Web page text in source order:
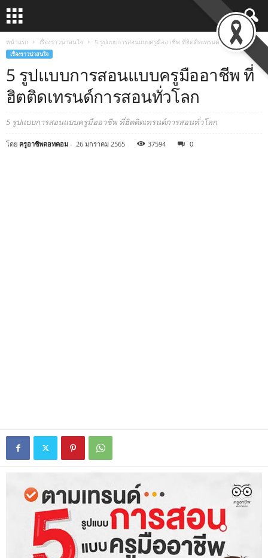
หน้าแรก เรื่องราวน่าสนใจ 5 รูปแบบการสอนแบบครูมืออาชีพ ที่ฮิตติดเทรนด์การสอนทั่วโลก
เรื่องราวน่าสนใจ
5 รูปแบบการสอนแบบครูมืออาชีพ ที่
ฮิตติดเทรนด์การสอนทั่วโลก
5 รูปแบบการสอนแบบครูมืออาชีพ ที่ฮิตติดเทรนด์การสอนทั่วโลก
โดย ครูอาชีพดอทคอม - 26 มกราคม 2565 37594 0